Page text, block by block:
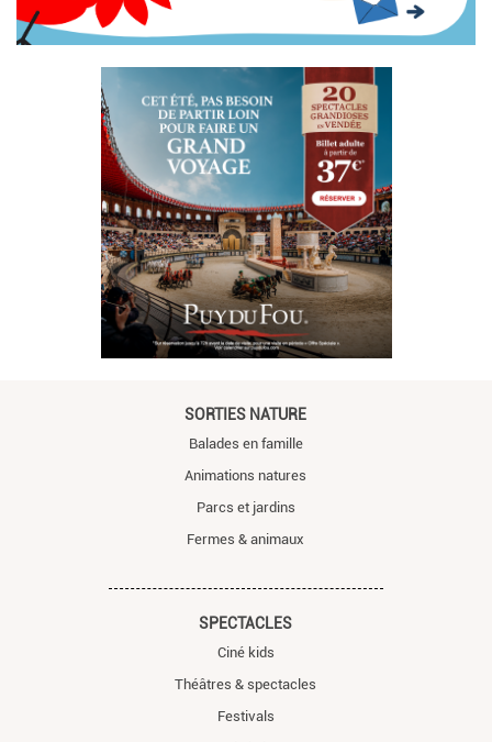
SORTIES NATURE
Balades en famille
Animations natures
Parcs et jardins
Fermes & animaux
SPECTACLES
Ciné kids
Théâtres & spectacles
Festivals